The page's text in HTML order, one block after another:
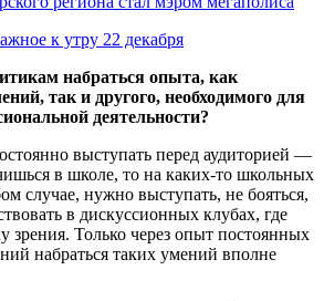
к утру 22 декабря
набраться опыта, как
так и другого, необходимого для
деятельности?
выступать перед аудиторией —
в школе, то на каких-то школьных
случае, нужно выступать, не бояться,
в дискуссионных клубах, где
зрения. Только через опыт постоянных
набраться таких умений вполне